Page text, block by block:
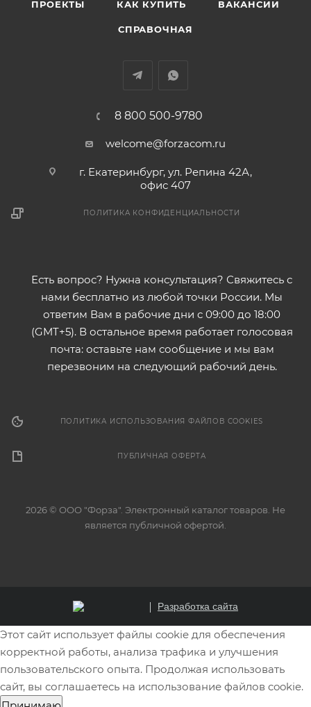
Улучшенная маслостойкость
Расширенный диапазон температур
Длительный срок службы
ПРОЕКТЫ КАК КУПИТЬ ВАКАНСИИ
СПРАВОЧНАЯ
8 800 500-9780
welcome@forzacom.ru
г. Екатеринбург, ул. Репина 42А,
офис 407
ПОЛИТИКА КОНФИДЕНЦИАЛЬНОСТИ
Есть вопрос? Нужна консультация? Свяжитесь с
нами бесплатно из любой точки России. Мы
ответим Вам в рабочие дни с 09:00 до 18:00
(GMT+5). В остальное время работает голосовая
почта: оставьте нам сообщение и мы вам
перезвоним на следующий рабочий день.
ПОЛИТИКА ИСПОЛЬЗОВАНИЯ ФАЙЛОВ COOKIES
ПУБЛИЧНАЯ ОФЕРТА
2026 © ООО "Форза". Электронный каталог товаров. Не
является публичной офертой.
Разработка сайта
Этот сайт использует файлы cookie для обеспечения
корректной работы, анализа трафика и улучшения
пользовательского опыта. Продолжая использовать
сайт, вы соглашаетесь на использование файлов cookie.